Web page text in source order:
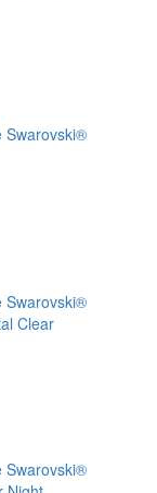
Swarovski®
Swarovski®
Clear
Swarovski®